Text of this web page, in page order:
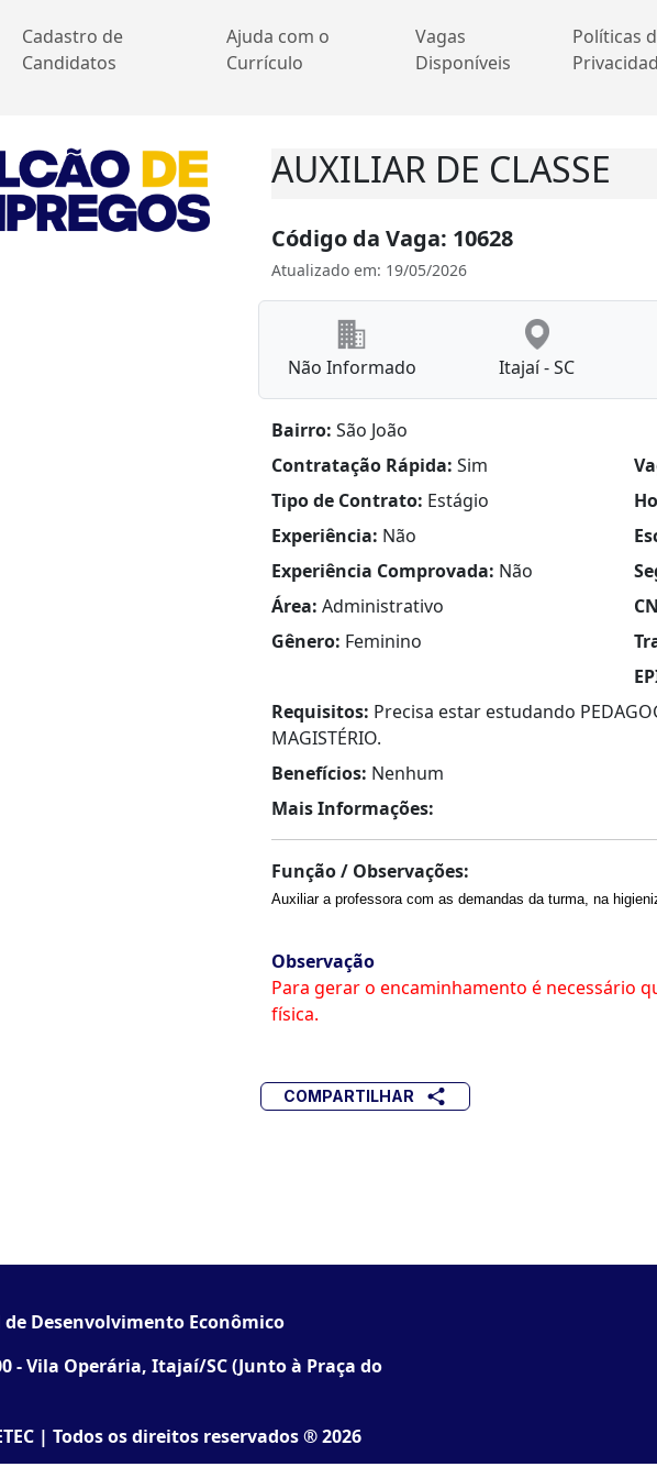
Cadastro de
Candidatos
Ajuda com o
Currículo
Vagas
Disponíveis
Políticas
AUXILIAR DE CLASSE
Código da Vaga: 10628
Atualizado em: 19/05/2026
Não Informado Itajaí - SC
Bairro: São João
Contratação Rápida: Sim
Tipo de Contrato: Estágio
Experiência: Não
Experiência Comprovada: Não
Área: Administrativo
Gênero: Feminino
Requisitos: Precisa estar estudando
MAGISTÉRIO.
Benefícios: Nenhum
Mais Informações:
Função / Observações:
Auxiliar a professora com as demandas da turma, na
Observação
Para gerar o encaminhamento é necessário
física.
COMPARTILHAR
Desenvolvimento Econômico
- Vila Operária, Itajaí/SC (Junto à Praça do
| Todos os direitos reservados ® 2026